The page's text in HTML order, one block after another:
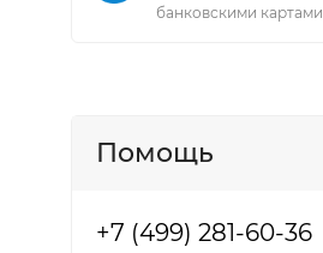
банковскими картами
Помощь
+7 (499) 281-60-36